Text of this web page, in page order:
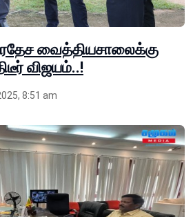
வைத்தியசாலைக்கு
விஜயம்..!
8:51 am